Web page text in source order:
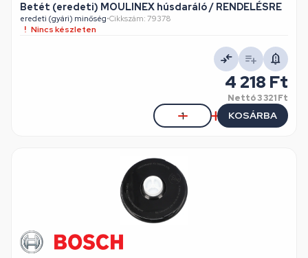
Betét (eredeti) MOULINEX húsdaráló / RENDELÉSRE
eredeti (gyári) minőség•Cikkszám: 79378
Nincs készleten
4 218 Ft
Nettó3 321 Ft
KOSÁRBA